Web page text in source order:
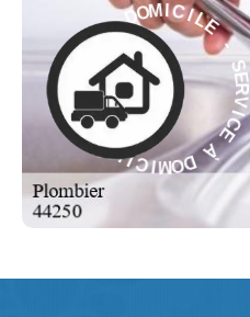
S
E
R
V
I
E
DOMICILE -
S
E
R
V
I
C
E
À
D
O
M
I
C
I
L
E
-